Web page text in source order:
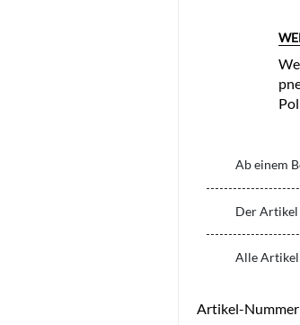
Ab einem
Der Artikel
Alle Artikel
Artikel-Nummer